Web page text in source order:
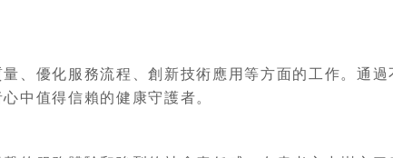
、優化服務流程、創新技術應用等方面的工作。通
中值得信賴的健康守護者。